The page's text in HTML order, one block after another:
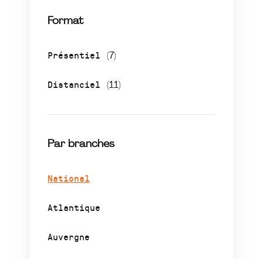
Format
Présentiel (7)
Distanciel (11)
Par branches
National
Atlantique
Auvergne